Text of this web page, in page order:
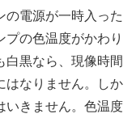
電源が一時入った
プの色温度がかわり
白黒なら、現像時間
はなりません。しか
いきません。色温度